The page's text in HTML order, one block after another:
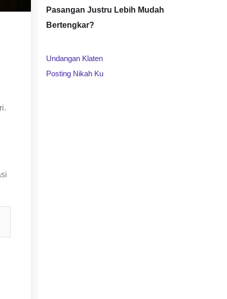
Pasangan Justru Lebih Mudah
Bertengkar?
Undangan Klaten
Posting Nikah Ku